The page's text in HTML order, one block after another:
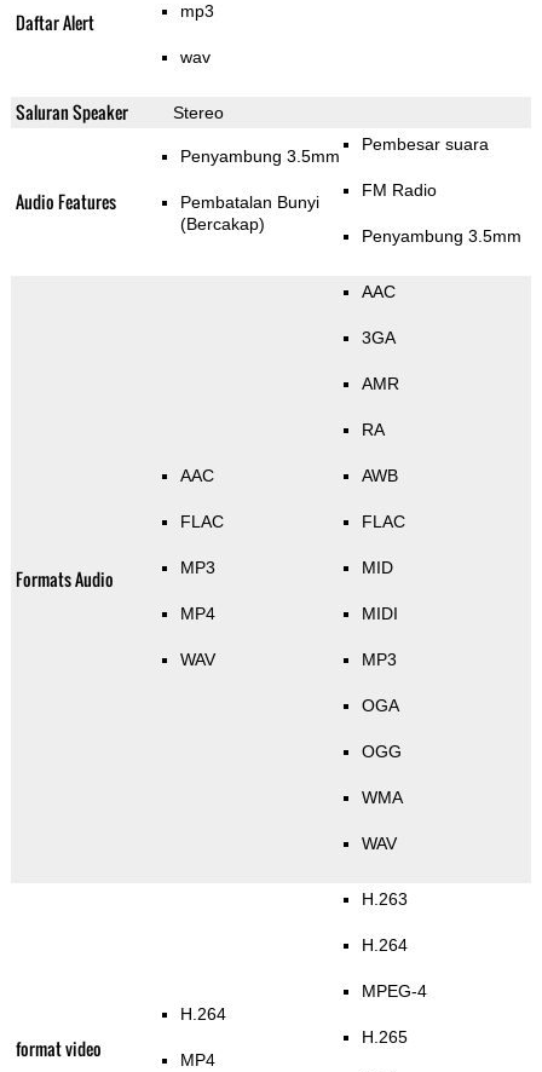
Daftar Alert mp3
wav
Saluran Speaker Stereo
Audio Features
Penyambung 3.5mm
Pembatalan Bunyi
(Bercakap)
Pembesar suara
FM Radio
Penyambung 3.5mm
Formats Audio
AAC
FLAC
MP3
MP4
WAV
AAC
3GA
AMR
RA
AWB
FLAC
MID
MIDI
MP3
OGA
OGG
WMA
WAV
format video
H.264
MP4
H.263
H.264
MPEG-4
H.265